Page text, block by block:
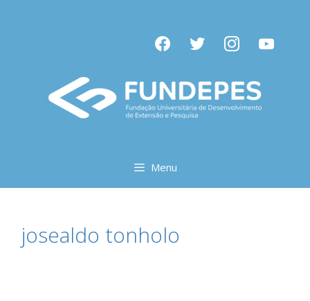
facebooktwitter instagramyoutube
Menu
josealdo tonholo